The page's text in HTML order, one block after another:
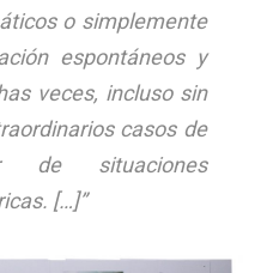
o simplemente
espontáneos y
veces, incluso sin
casos de
situaciones
[…]”